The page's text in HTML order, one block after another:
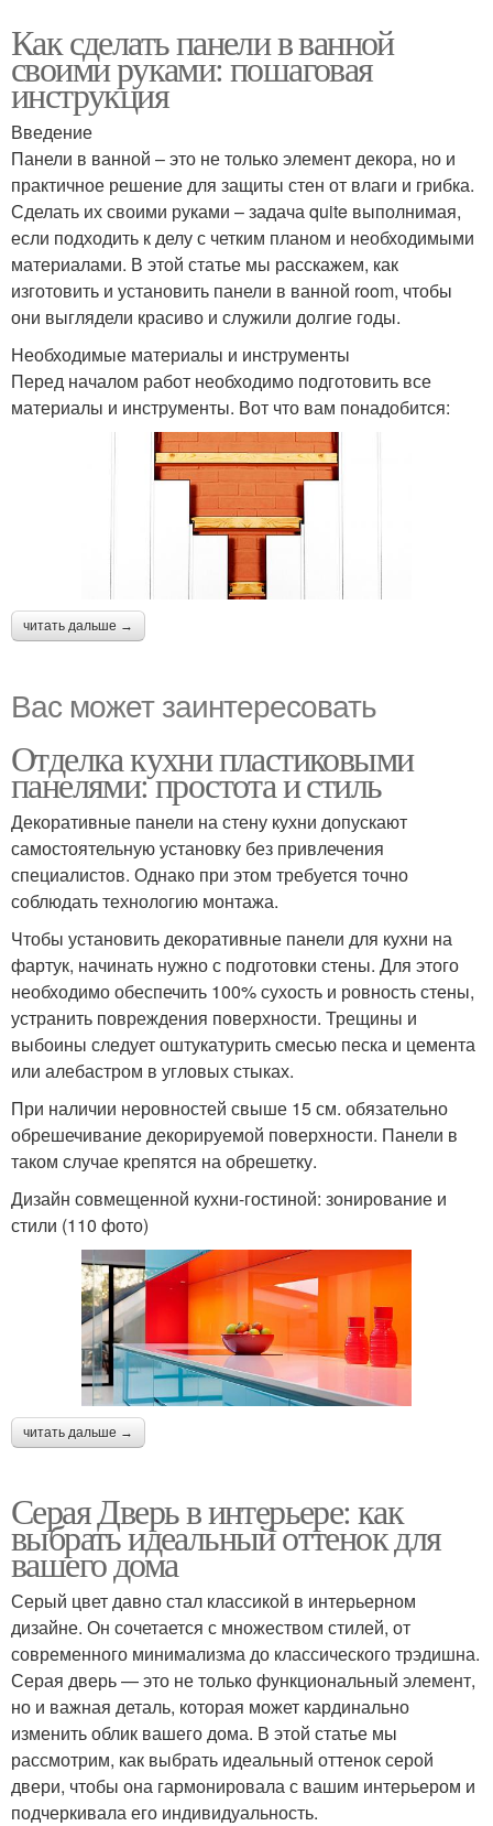
Как сделать панели в ванной
своими руками: пошаговая
инструкция
Введение
Панели в ванной – это не только элемент декора, но и
практичное решение для защиты стен от влаги и грибка.
Сделать их своими руками – задача quite выполнимая,
если подходить к делу с четким планом и необходимыми
материалами. В этой статье мы расскажем, как
изготовить и установить панели в ванной room, чтобы
они выглядели красиво и служили долгие годы.
Необходимые материалы и инструменты
Перед началом работ необходимо подготовить все
материалы и инструменты. Вот что вам понадобится:
читать дальше →
Вас может заинтересовать
Отделка кухни пластиковыми
панелями: простота и стиль
Декоративные панели на стену кухни допускают
самостоятельную установку без привлечения
специалистов. Однако при этом требуется точно
соблюдать технологию монтажа.
Чтобы установить декоративные панели для кухни на
фартук, начинать нужно с подготовки стены. Для этого
необходимо обеспечить 100% сухость и ровность стены,
устранить повреждения поверхности. Трещины и
выбоины следует оштукатурить смесью песка и цемента
или алебастром в угловых стыках.
При наличии неровностей свыше 15 см. обязательно
обрешечивание декорируемой поверхности. Панели в
таком случае крепятся на обрешетку.
Дизайн совмещенной кухни-гостиной: зонирование и
стили (110 фото)
читать дальше →
Серая Дверь в интерьере: как
выбрать идеальный оттенок для
вашего дома
Серый цвет давно стал классикой в интерьерном
дизайне. Он сочетается с множеством стилей, от
современного минимализма до классического трэдишна.
Серая дверь — это не только функциональный элемент,
но и важная деталь, которая может кардинально
изменить облик вашего дома. В этой статье мы
рассмотрим, как выбрать идеальный оттенок серой
двери, чтобы она гармонировала с вашим интерьером и
подчеркивала его индивидуальность.